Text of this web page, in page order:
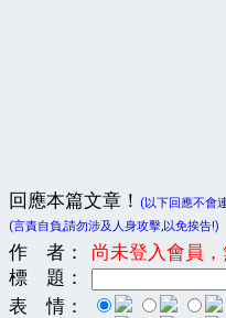
回應本篇文章！
(以下回應不會
(言責自負,請勿涉及人身攻擊,以免挨告!)
作 者：
尚未登入會員，
標 題：
表 情：